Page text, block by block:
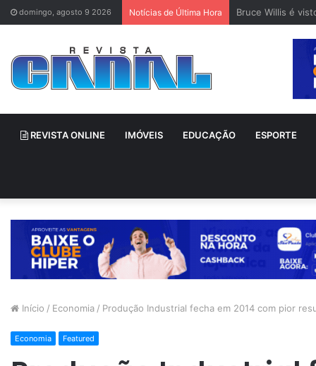
domingo, agosto 9 2026 Notícias de Última Hora Bruce Willis é
REVISTA ONLINE IMÓVEIS EDUCAÇÃO ESPORTE
Início / Economia / Produção Industrial fecha em 2014 com pior
Economia Featured